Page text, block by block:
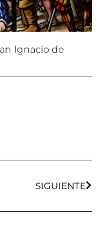
Ignacio de
SIGUIENTE